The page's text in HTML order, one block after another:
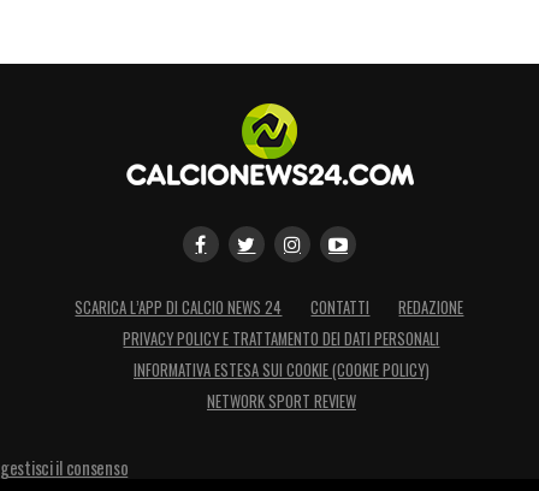
SCARICA L’APP DI CALCIO NEWS 24 CONTATTI
REDAZIONE
PRIVACY POLICY E TRATTAMENTO DEI DATI PERSONALI
INFORMATIVA ESTESA SUI COOKIE (COOKIE POLICY)
NETWORK SPORT REVIEW
gestisci il consenso